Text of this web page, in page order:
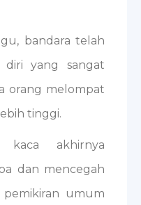
bandara telah
yang sangat
orang melompat
tinggi.
kaca akhirnya
dan mencegah
umum